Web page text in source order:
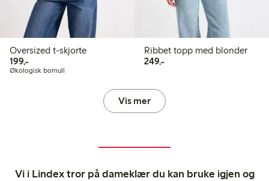
Oversized t-skjorte
199,-199,00 kr
Økologisk bomull
Ribbet topp med blonder
249,-249,00 kr
Vis mer
Vi i Lindex tror på dameklær du kan bruke igjen og